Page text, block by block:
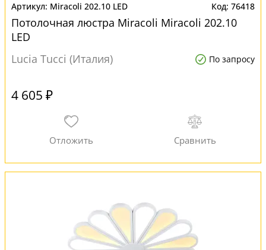
Miracoli 202.10 LED 76418
Потолочная люстра Miracoli Miracoli 202.10
LED
Lucia Tucci (Италия)
По запросу
4 605 ₽